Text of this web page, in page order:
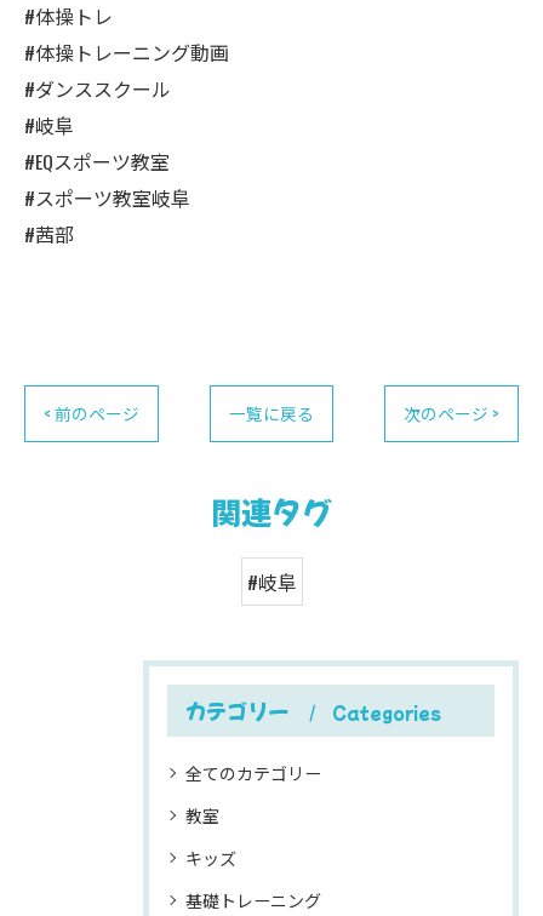
#体操トレ
#体操トレーニング動画
#ダンススクール
#岐阜
#EQスポーツ教室
#スポーツ教室岐阜
#茜部
< 前のページ 一覧に戻る 次のページ >
関連タグ
#岐阜
カテゴリー Categories
全てのカテゴリー
教室
キッズ
基礎トレーニング